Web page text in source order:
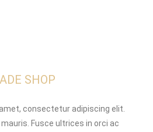
SHOP
consectetur adipiscing elit.
Fusce ultrices in orci ac